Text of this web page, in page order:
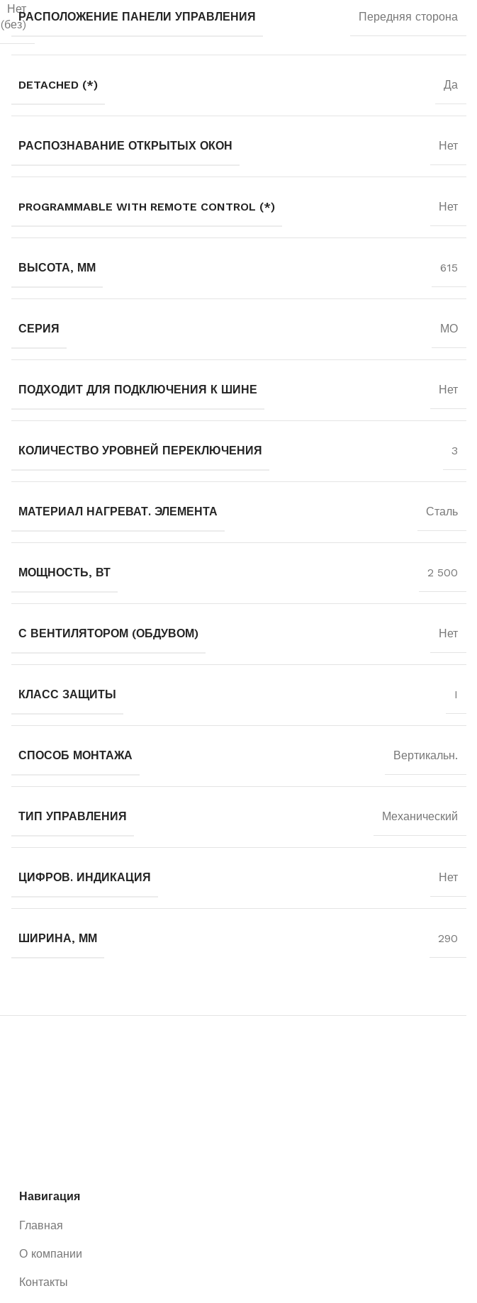
Нет
(без)
РАСПОЛОЖЕНИЕ ПАНЕЛИ УПРАВЛЕНИЯ Передняя сторона
DETACHED (*) Да
РАСПОЗНАВАНИЕ ОТКРЫТЫХ ОКОН Нет
PROGRAMMABLE WITH REMOTE CONTROL (*) Нет
ВЫСОТА, ММ 615
СЕРИЯ МО
ПОДХОДИТ ДЛЯ ПОДКЛЮЧЕНИЯ К ШИНЕ Нет
КОЛИЧЕСТВО УРОВНЕЙ ПЕРЕКЛЮЧЕНИЯ 3
МАТЕРИАЛ НАГРЕВАТ. ЭЛЕМЕНТА Сталь
МОЩНОСТЬ, ВТ 2 500
С ВЕНТИЛЯТОРОМ (ОБДУВОМ) Нет
КЛАСС ЗАЩИТЫ I
СПОСОБ МОНТАЖА Вертикальн.
ТИП УПРАВЛЕНИЯ Механический
ЦИФРОВ. ИНДИКАЦИЯ Нет
ШИРИНА, ММ 290
Навигация
Главная
О компании
Контакты